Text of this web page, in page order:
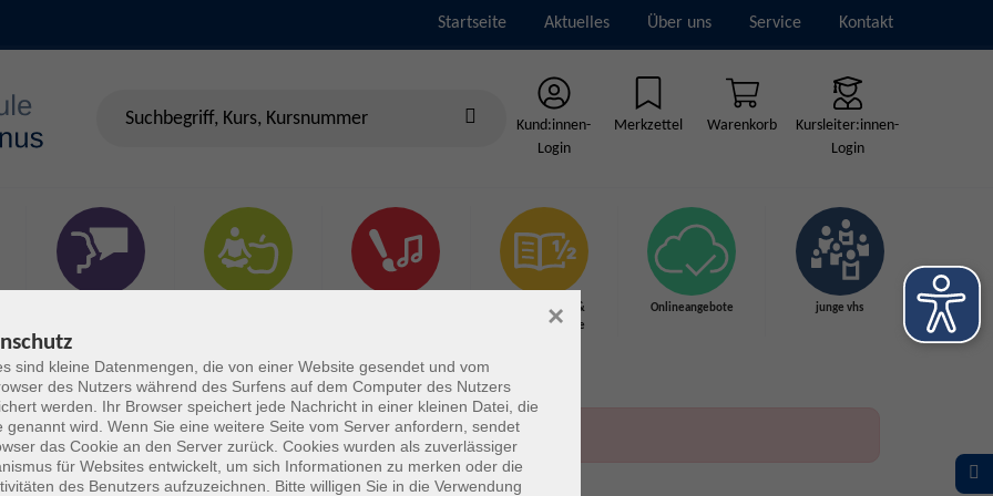
Startseite Aktuelles Über uns Service Kontakt
Kund:innen-
Login
Merkzettel Warenkorb
Kursleiter:innen-
Login
Grundbildung &
Schulabschlüsse
Onlineangebote junge vhs
sind kleine Datenmengen, die von einer Website gesendet und vom
des Nutzers während des Surfens auf dem Computer des Nutzers
werden. Ihr Browser speichert jede Nachricht in einer kleinen Datei, die
genannt wird. Wenn Sie eine weitere Seite vom Server anfordern, sendet
das Cookie an den Server zurück. Cookies wurden als zuverlässiger
für Websites entwickelt, um sich Informationen zu merken oder die
des Benutzers aufzuzeichnen. Bitte willigen Sie in die Verwendung
×